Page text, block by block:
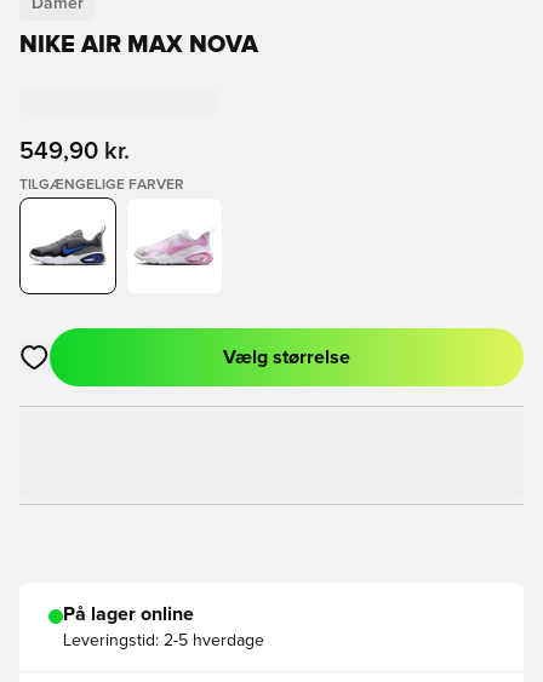
Damer
NIKE AIR MAX NOVA
549,90 kr.
TILGÆNGELIGE FARVER
Åbner en Modal til at logge ind eller tilmelde dig som medlem
Vælg størrelse
På lager online
Leveringstid: 2-5 hverdage